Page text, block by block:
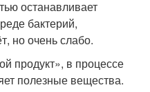
останавливает
бактерий,
но очень слабо.
продукт», в процессе
полезные вещества.